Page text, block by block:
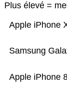
Plus élevé =
Apple iPhone
Samsung
Apple iPhone